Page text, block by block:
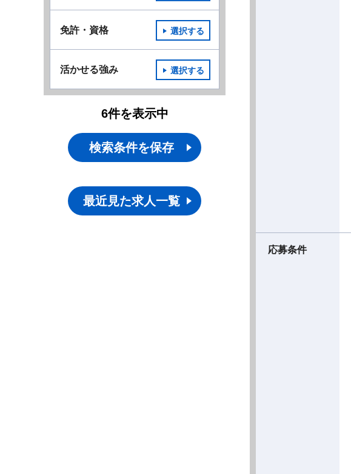
応募条件
免許・資格 選択する
活かせる強み 選択する
6件を表示中
検索条件を保存
最近見た求人一覧